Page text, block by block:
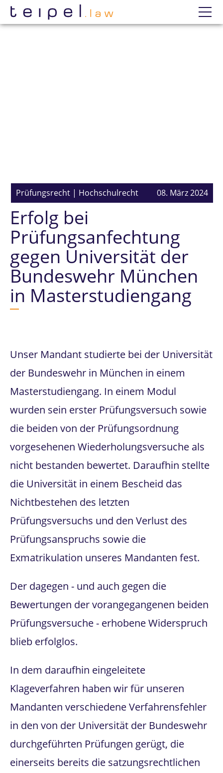
Datenschutzerklärung
08. März 2024
Prüfungsrecht | Hochschulrecht
Erfolg bei
Prüfungsanfechtung
gegen Universität der
Bundeswehr München
in Masterstudiengang
Unser Mandant studierte bei der Universität
der Bundeswehr in München in einem
Masterstudiengang. In einem Modul
wurden sein erster Prüfungsversuch sowie
die beiden von der Prüfungsordnung
vorgesehenen Wiederholungsversuche als
nicht bestanden bewertet. Daraufhin stellte
die Universität in einem Bescheid das
Nichtbestehen des letzten
Prüfungsversuchs und den Verlust des
Prüfungsanspruchs sowie die
Exmatrikulation unseres Mandanten fest.
Der dagegen - und auch gegen die
Bewertungen der vorangegangenen beiden
Prüfungsversuche - erhobene Widerspruch
blieb erfolglos.
In dem daraufhin eingeleitete
Klageverfahren haben wir für unseren
Mandanten verschiedene Verfahrensfehler
in den von der Universität der Bundeswehr
durchgeführten Prüfungen gerügt, die
einerseits bereits die satzungsrechtlichen